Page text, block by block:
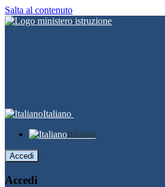
Salta al contenuto
Italiano
Italiano
Accedi
Accedi